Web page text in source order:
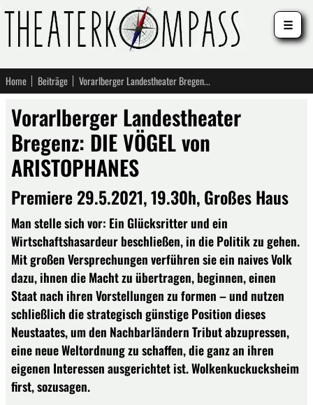
Home Beiträge Vorarlberger Landestheater Bregenz: DIE VÖGEL von ARISTOPHANES
Vorarlberger Landestheater
Bregenz: DIE VÖGEL von
ARISTOPHANES
Premiere 29.5.2021, 19.30h, Großes Haus
Man stelle sich vor: Ein Glücksritter und ein
Wirtschaftshasardeur beschließen, in die Politik zu gehen.
Mit großen Versprechungen verführen sie ein naives Volk
dazu, ihnen die Macht zu übertragen, beginnen, einen
Staat nach ihren Vorstellungen zu formen – und nutzen
schließlich die strategisch günstige Position dieses
Neustaates, um den Nachbarländern Tribut abzupressen,
eine neue Weltordnung zu schaffen, die ganz an ihren
eigenen Interessen ausgerichtet ist. Wolkenkuckucksheim
first, sozusagen.
☰